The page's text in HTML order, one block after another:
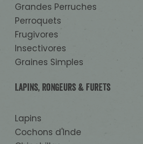
Grandes Perruches
Perroquets
Frugivores
Insectivores
Graines Simples
Lapins, Rongeurs & Furets
Lapins
Cochons d'Inde